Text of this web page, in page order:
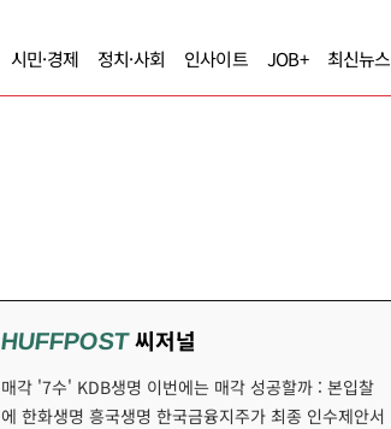
시민·경제 정치·사회 인사이트 JOB+ 최신뉴스
HUFFPOST씨저널
매각 '7수' KDB생명 이번에는 매각 성공할까 : 본입찰
에 한화생명 흥국생명 한국금융지주가 최종 인수제안서